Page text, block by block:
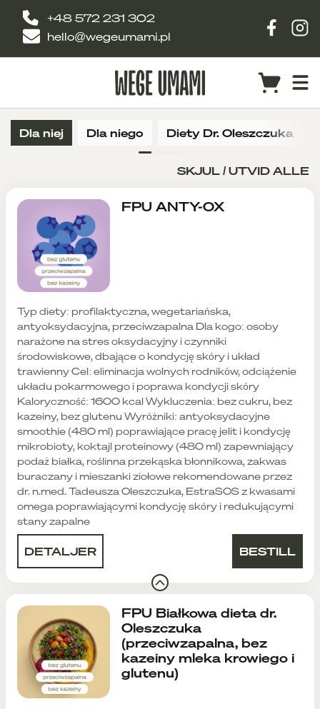
+48 572 231 302
hello@wegeumami.pl
Dla niej Dla niego Diety Dr. Oleszczuka
SKJUL / UTVID ALLE
FPU ANTY-OX
Typ diety: profilaktyczna, wegetariańska,
antyoksydacyjna, przeciwzapalna Dla kogo: osoby
narażone na stres oksydacyjny i czynniki
środowiskowe, dbające o kondycję skóry i układ
trawienny Cel: eliminacja wolnych rodników, odciążenie
układu pokarmowego i poprawa kondycji skóry
Kaloryczność: 1600 kcal Wykluczenia: bez cukru, bez
kazeiny, bez glutenu Wyróżniki: antyoksydacyjne
smoothie (480 ml) poprawiające pracę jelit i kondycję
mikrobioty, koktajl proteinowy (480 ml) zapewniający
podaż białka, roślinna przekąska błonnikowa, zakwas
buraczany i mieszanki ziołowe rekomendowane przez
dr. n.med. Tadeusza Oleszczuka, EstraSOS z kwasami
omega poprawiającymi kondycję skóry i redukującymi
stany zapalne
DETALJER BESTILL
FPU Białkowa dieta dr.
Oleszczuka
(przeciwzapalna, bez
kazeiny mleka krowiego i
glutenu)